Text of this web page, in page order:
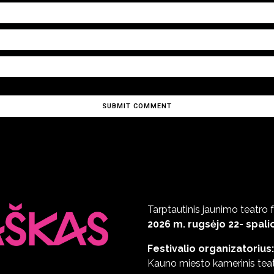
Tarptautinis jaunimo teatro
2026 m. rugsėjo 22-
Festivalio organizatorius:
Kauno miesto kamerinis